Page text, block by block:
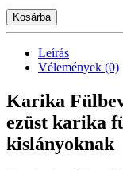
Kosárba
Leírás
Vélemények (0)
Karika
ezüst karika
kislányoknak